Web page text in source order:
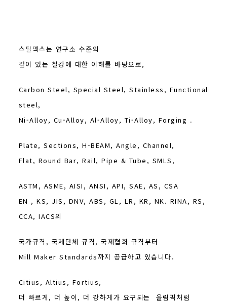
스틸맥스는 연구소 수준의
깊이 있는 철강에 대한 이해를 바탕으로,
Carbon Steel, Special Steel, Stainless, Functional
steel,
Ni-Alloy, Cu-Alloy, Al-Alloy, Ti-Alloy, Forging .
Plate, Sections, H-BEAM, Angle, Channel,
Flat, Round Bar, Rail, Pipe & Tube, SMLS,
ASTM, ASME, AISI, ANSI, API, SAE, AS, CSA
EN , KS, JIS, DNV, ABS, GL, LR, KR, NK. RINA, RS,
CCA, IACS의
국가규격, 국제단체 규격,국제협회 규격부터
Mill Maker Standards까지 공급하고 있습니다.
Citius, Altius, Fortius,
더 빠르게, 더 높이, 더 강하게가 요구되는 올림픽처럼